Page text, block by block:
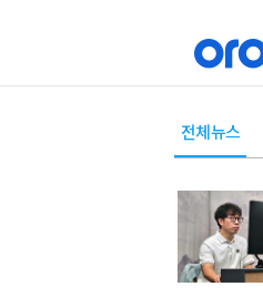
전체뉴스